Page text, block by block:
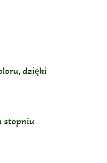
dzięki
stopniu